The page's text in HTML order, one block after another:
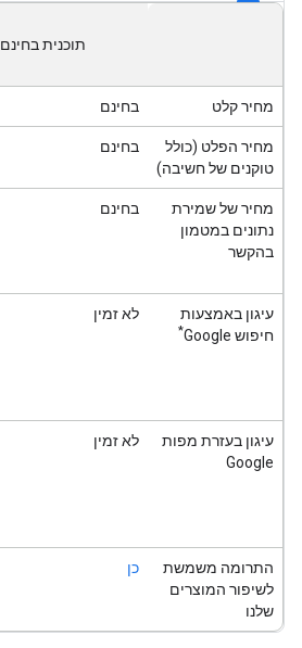
תוכנית בחינם
מחיר קלט בחינם
מחיר הפלט (כולל
טוקנים של חשיבה)
בחינם
מחיר של שמירת
נתונים במטמון
בהקשר
בחינם
עיגון באמצעות
חיפוש Google
*
לא זמין
עיגון בעזרת מפות
Google
לא זמין
התרומה משמשת
לשיפור המוצרים
שלנו
כן